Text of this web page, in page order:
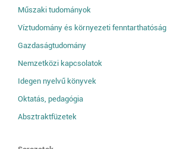
Műszaki tudományok
Víztudomány és környezeti fenntarthatóság
Gazdaságtudomány
Nemzetközi kapcsolatok
Idegen nyelvű könyvek
Oktatás, pedagógia
Absztraktfüzetek